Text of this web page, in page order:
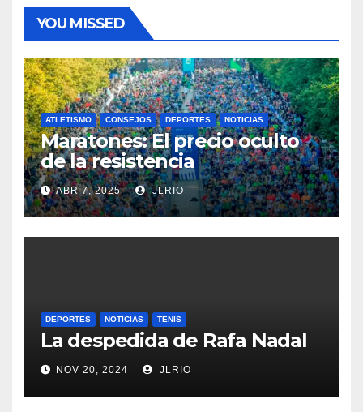
YOU MISSED
ATLETISMO CONSEJOS DEPORTES NOTICIAS
Maratones: El precio oculto
de la resistencia
ABR 7, 2025 JLRIO
DEPORTES NOTICIAS TENIS
La despedida de Rafa Nadal
NOV 20, 2024 JLRIO